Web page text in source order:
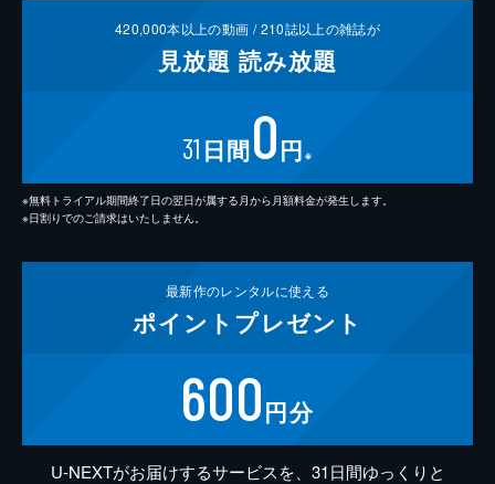
420,000本以上の動画 /210誌以上の雑誌が
見放題 読み放題
31 日間0円 ※
※無料トライアル期間終了日の翌日が属する月から月額料金が発生します。
※日割りでのご請求はいたしません。
最新作のレンタルに使える
ポイント プレゼント
600円分
U-NEXTがお届けするサービスを、31日間ゆっくりと